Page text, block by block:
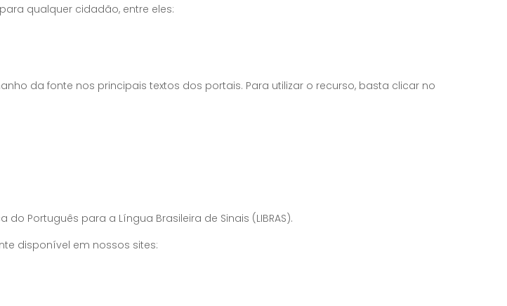
qualquer cidadão, entre eles:
da fonte nos principais textos dos portais. Para utilizar o recurso, basta clicar no
Português para a Língua Brasileira de Sinais (LIBRAS).
disponível em nossos sites: